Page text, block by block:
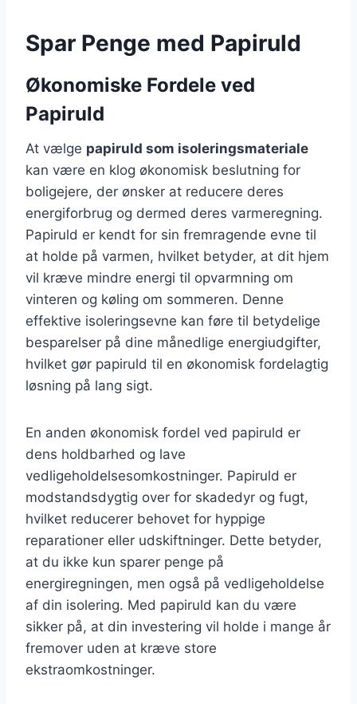
Spar Penge med Papiruld
Økonomiske Fordele ved
Papiruld
At vælge papiruld som isoleringsmateriale
kan være en klog økonomisk beslutning for
boligejere, der ønsker at reducere deres
energiforbrug og dermed deres varmeregning.
Papiruld er kendt for sin fremragende evne til
at holde på varmen, hvilket betyder, at dit hjem
vil kræve mindre energi til opvarmning om
vinteren og køling om sommeren. Denne
effektive isoleringsevne kan føre til betydelige
besparelser på dine månedlige energiudgifter,
hvilket gør papiruld til en økonomisk fordelagtig
løsning på lang sigt.
En anden økonomisk fordel ved papiruld er
dens holdbarhed og lave
vedligeholdelsesomkostninger. Papiruld er
modstandsdygtig over for skadedyr og fugt,
hvilket reducerer behovet for hyppige
reparationer eller udskiftninger. Dette betyder,
at du ikke kun sparer penge på
energiregningen, men også på vedligeholdelse
af din isolering. Med papiruld kan du være
sikker på, at din investering vil holde i mange år
fremover uden at kræve store
ekstraomkostninger.